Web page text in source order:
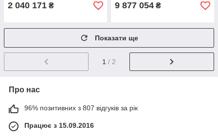
2 040 171 ₴ 9 877 054 ₴
Показати ще
1 / 2
Про нас
96% позитивних з 807 відгуків за рік
Працює з 15.09.2016